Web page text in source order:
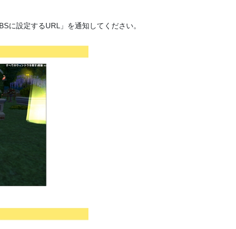
に設定するURL」を通知してください。